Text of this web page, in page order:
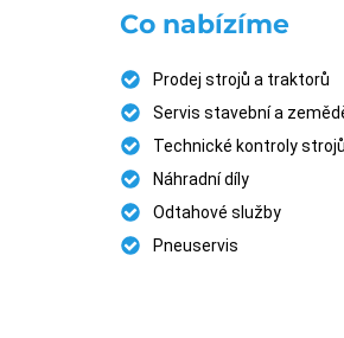
Co nabízíme
Prodej strojů a traktorů
Servis stavební a
Technické kontroly strojů
Náhradní díly
Odtahové služby
Pneuservis